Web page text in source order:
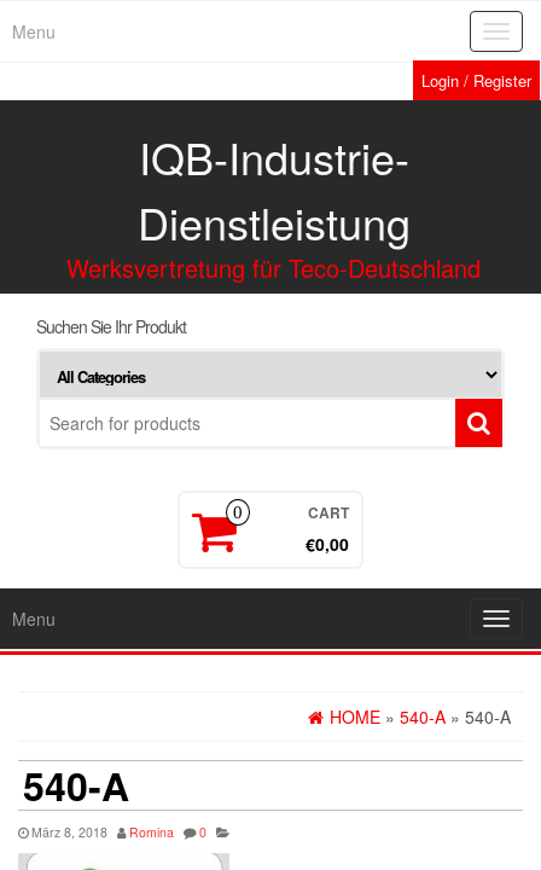
Menu
Login / Register
IQB-Industrie-
Dienstleistung
Werksvertretung für Teco-Deutschland
Suchen Sie Ihr Produkt
0 CART
€0,00
Menu
HOME » 540-A » 540-A
540-A
März 8, 2018 Romina 0